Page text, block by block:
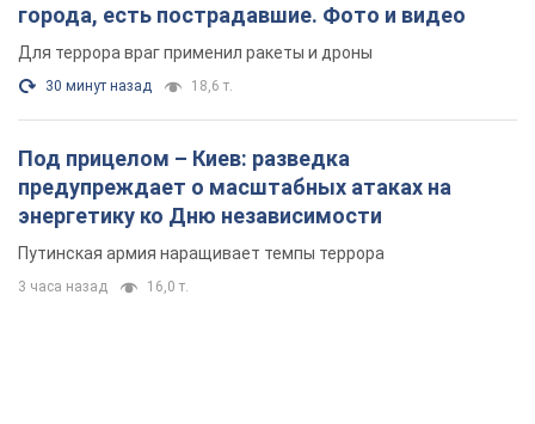
города, есть пострадавшие. Фото и видео
Для террора враг применил ракеты и дроны
30 минут назад 18,6 т.
Под прицелом – Киев: разведка
предупреждает о масштабных атаках на
энергетику ко Дню независимости
Путинская армия наращивает темпы террора
3 часа назад 16,0 т.